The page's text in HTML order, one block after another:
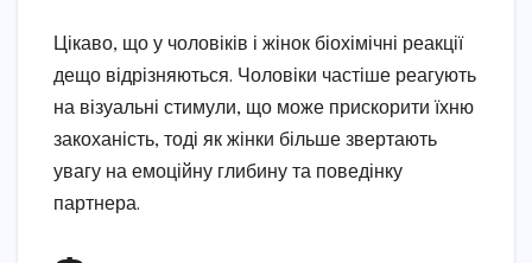
Цікаво, що у чоловіків і жінок біохімічні реакції
дещо відрізняються. Чоловіки частіше реагують
на візуальні стимули, що може прискорити їхню
закоханість, тоді як жінки більше звертають
увагу на емоційну глибину та поведінку
партнера.